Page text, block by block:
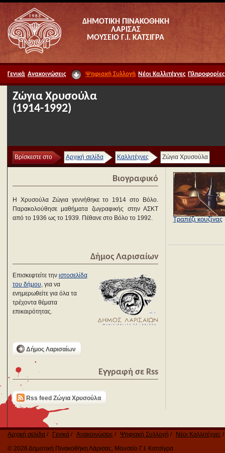
ΔΗΜΟΤΙΚΗ ΠΙΝΑΚΟΘΗΚΗ
ΛΑΡΙΣΑΣ
ΜΟΥΣΕΙΟ Γ.Ι. ΚΑΤΣΙΓΡΑ
Γενικά Ανακοινώσεις Ψηφιακή Συλλογή Νέοι Καλλιτέχνες Πληροφορίες
Ζώγια Χρυσούλα
(1914-1992)
Βρίσκεστε στο Αρχική σελίδα Καλλιτέχνες Ζώγια Χρυσούλα
Βιογραφικό
Η Χρυσούλα Ζώγια γεννήθηκε το 1914 στο Βόλο.
Παρακολούθησε μαθήματα ζωγραφικής στην ΑΣΚΤ
από το 1936 ως το 1939. Πέθανε στο Βόλο το 1992.
Δήμος Λαρισαίων
Επισκεφτείτε την ιστοσελίδα
του δήμου, για να
ενημερωθείτε για όλα τα
τρέχοντα θέματα
επικαιρότητας.
Δήμος Λαρισαίων
Εγγραφή σε Rss
Rss feed Ζώγια Χρυσούλα
Τραπέζι κουζίνας
Αρχική σελίδα Γενικά Ανακοινώσεις Ψηφιακή Συλλογή
Νέοι Καλλιτέχνες
© 2026 Δημοτική Πινακοθήκη Λάρισας, Μουσείο Γ.Ι. Κατσίγρα